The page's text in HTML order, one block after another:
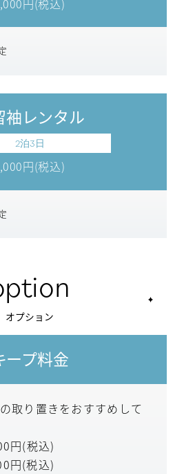
袖レンタル
2泊3日
円(税込)
オプション
ープ料金
取り置きをおすすめして
円(税込)
円(税込)